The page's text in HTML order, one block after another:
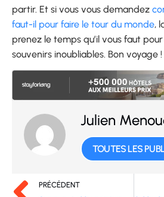
partir. Et si vous vous demandez
faut-il pour faire le tour du monde,
prenez le temps qu’il vous faut
souvenirs inoubliables. Bon voyage !
Julien
TOUTES LES
PRÉCÉDENT